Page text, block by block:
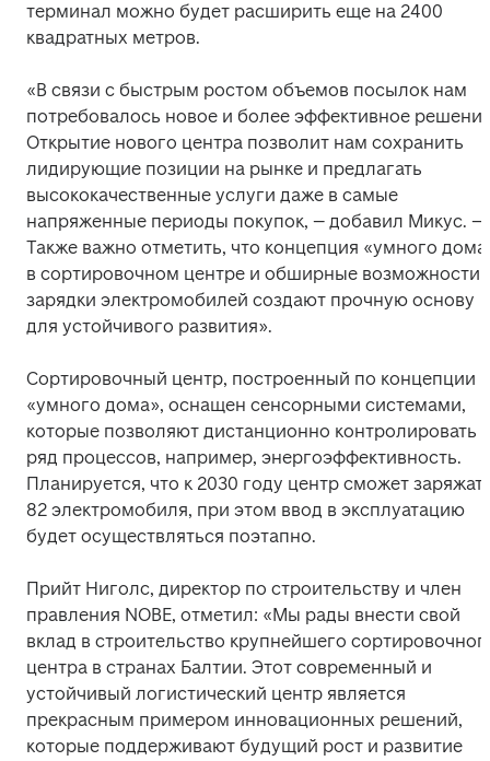
терминал можно будет расширить еще на 2400
квадратных метров.
«В связи с быстрым ростом объемов посылок нам
потребовалось новое и более эффективное
Открытие нового центра позволит нам сохранить
лидирующие позиции на рынке и предлагать
высококачественные услуги даже в самые
напряженные периоды покупок, – добавил Микус. –
Также важно отметить, что концепция «умного
в сортировочном центре и обширные возможности
зарядки электромобилей создают прочную основу
для устойчивого развития».
Сортировочный центр, построенный по концепции
«умного дома», оснащен сенсорными системами,
которые позволяют дистанционно контролировать
ряд процессов, например, энергоэффективность.
Планируется, что к 2030 году центр сможет
82 электромобиля, при этом ввод в эксплуатацию
будет осуществляться поэтапно.
Прийт Ниголс, директор по строительству и член
правления NOBE, отметил: «Мы рады внести свой
вклад в строительство крупнейшего
центра в странах Балтии. Этот современный и
устойчивый логистический центр является
прекрасным примером инновационных решений,
которые поддерживают будущий рост и развитие